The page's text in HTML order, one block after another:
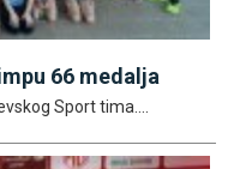
66 medalja
Sport tima....